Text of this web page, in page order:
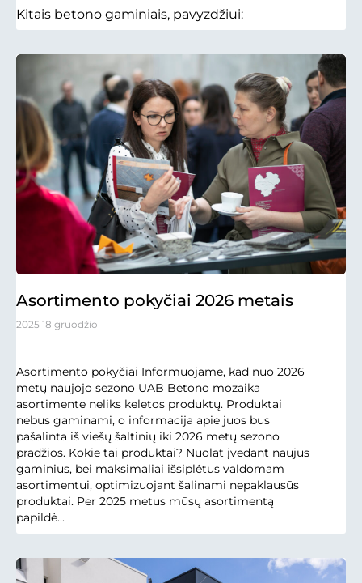
Kitais betono gaminiais, pavyzdžiui:
Asortimento pokyčiai 2026 metais
2025 18 gruodžio
Asortimento pokyčiai Informuojame, kad nuo 2026
metų naujojo sezono UAB Betono mozaika
asortimente neliks keletos produktų. Produktai
nebus gaminami, o informacija apie juos bus
pašalinta iš viešų šaltinių iki 2026 metų sezono
pradžios. Kokie tai produktai? Nuolat įvedant naujus
gaminius, bei maksimaliai išsiplėtus valdomam
asortimentui, optimizuojant šalinami nepaklausūs
produktai. Per 2025 metus mūsų asortimentą
papildė...